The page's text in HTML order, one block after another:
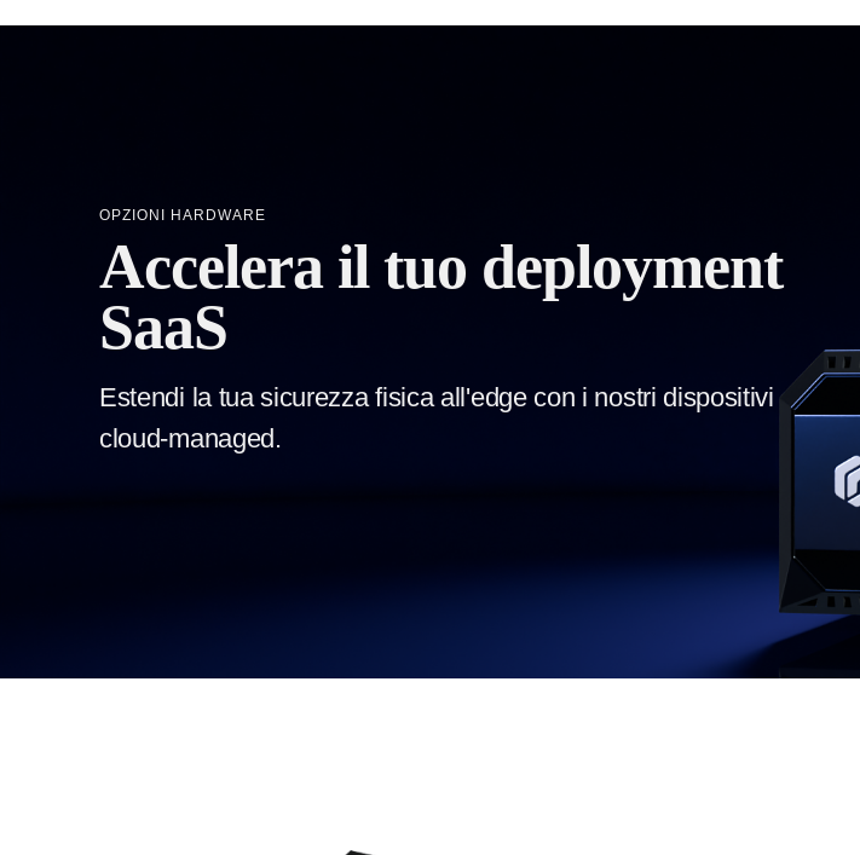
OPZIONI HARDWARE
Accelera il tuo deployment
SaaS
Estendi la tua sicurezza fisica all'edge con i nostri dispositivi
cloud-managed.